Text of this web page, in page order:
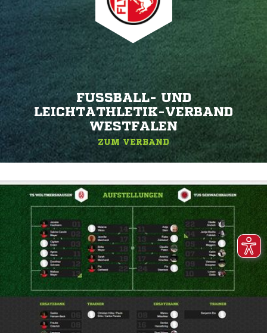
FUSSBALL- UND L
EICHTATHLETIK-VERBAND W
ESTFALEN
ZUM VERBAND